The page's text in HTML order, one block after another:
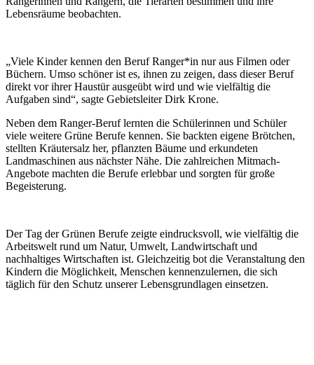
Lebensräume beobachten.
„Viele Kinder kennen den Beruf Ranger*in nur aus Filmen oder
Büchern. Umso schöner ist es, ihnen zu zeigen, dass dieser Beruf
direkt vor ihrer Haustür ausgeübt wird und wie vielfältig die
Aufgaben sind“, sagte Gebietsleiter Dirk Krone.
Neben dem Ranger-Beruf lernten die Schülerinnen und Schüler
viele weitere Grüne Berufe kennen. Sie backten eigene Brötchen,
stellten Kräutersalz her, pflanzten Bäume und erkundeten
Landmaschinen aus nächster Nähe. Die zahlreichen Mitmach-
Angebote machten die Berufe erlebbar und sorgten für große
Begeisterung.
Der Tag der Grünen Berufe zeigte eindrucksvoll, wie vielfältig die
Arbeitswelt rund um Natur, Umwelt, Landwirtschaft und
nachhaltiges Wirtschaften ist. Gleichzeitig bot die Veranstaltung den
Kindern die Möglichkeit, Menschen kennenzulernen, die sich
täglich für den Schutz unserer Lebensgrundlagen einsetzen.